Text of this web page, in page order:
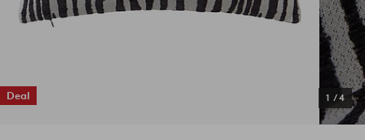
Deal 1 /4